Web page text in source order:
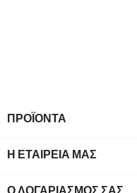
ΠΡΟΪΌΝΤΑ
Η ΕΤΑΙΡΕΊΑ ΜΑΣ
Ο ΛΟΓΑΡΙΑΣΜΌΣ ΣΑΣ